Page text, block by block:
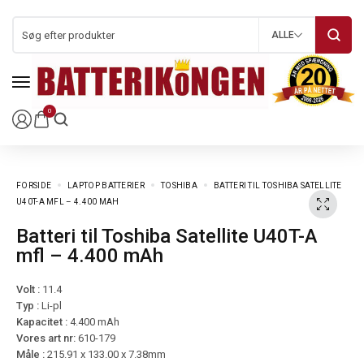
0
ALLE
FORSIDE LAPTOP BATTERIER TOSHIBA
BATTERI TIL TOSHIBA SATELLITE
U40T-A MFL – 4.400 MAH
Batteri til Toshiba Satellite U40T-A
mfl – 4.400 mAh
Volt : 11.4
Typ : Li-pl
Kapacitet : 4.400 mAh
Vores art nr: 610-179
Måle : 215.91 x 133.00 x 7.38mm